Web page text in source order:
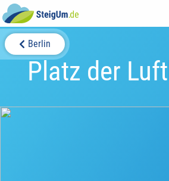
Berlin
Platz der